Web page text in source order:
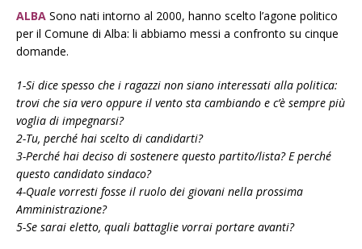
ALBA Sono nati intorno al 2000, hanno scelto l’agone politico
per il Comune di Alba: li abbiamo messi a confronto su cinque
domande.
1-Si dice spesso che i ragazzi non siano interessati alla politica:
trovi che sia vero oppure il vento sta cambiando e c’è sempre più
voglia di impegnarsi?
2-Tu, perché hai scelto di candidarti?
3-Perché hai deciso di sostenere questo partito/lista? E perché
questo candidato sindaco?
4-Quale vorresti fosse il ruolo dei giovani nella prossima
Amministrazione?
5-Se sarai eletto, quali battaglie vorrai portare avanti?